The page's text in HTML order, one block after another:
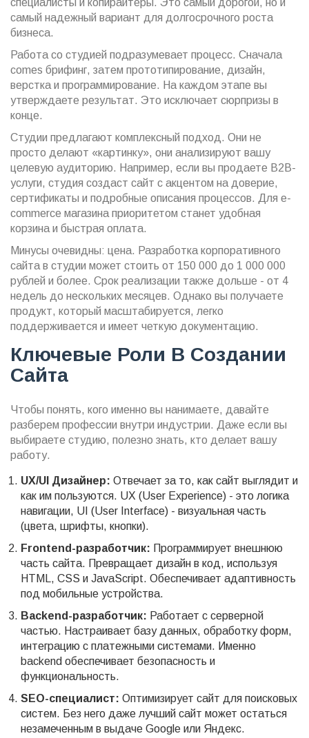
самый надежный вариант для долгосрочного роста
бизнеса.
Работа со студией подразумевает процесс. Сначала
comes брифинг, затем прототипирование, дизайн,
верстка и программирование. На каждом этапе вы
утверждаете результат. Это исключает сюрпризы в
конце.
Студии предлагают комплексный подход. Они не
просто делают «картинку», они анализируют вашу
целевую аудиторию. Например, если вы продаете B2B-
услуги, студия создаст сайт с акцентом на доверие,
сертификаты и подробные описания процессов. Для e-
commerce магазина приоритетом станет удобная
корзина и быстрая оплата.
Минусы очевидны: цена. Разработка корпоративного
сайта в студии может стоить от 150 000 до 1 000 000
рублей и более. Срок реализации также дольше - от 4
недель до нескольких месяцев. Однако вы получаете
продукт, который масштабируется, легко
поддерживается и имеет четкую документацию.
Ключевые Роли В Создании
Сайта
Чтобы понять, кого именно вы нанимаете, давайте
разберем профессии внутри индустрии. Даже если вы
выбираете студию, полезно знать, кто делает вашу
работу.
UX/UI Дизайнер: Отвечает за то, как сайт выглядит и
как им пользуются. UX (User Experience) - это логика
навигации, UI (User Interface) - визуальная часть
(цвета, шрифты, кнопки).
Frontend-разработчик: Программирует внешнюю
часть сайта. Превращает дизайн в код, используя
HTML, CSS и JavaScript. Обеспечивает адаптивность
под мобильные устройства.
Backend-разработчик: Работает с серверной
частью. Настраивает базу данных, обработку форм,
интеграцию с платежными системами. Именно
backend обеспечивает безопасность и
функциональность.
SEO-специалист: Оптимизирует сайт для поисковых
систем. Без него даже лучший сайт может остаться
незамеченным в выдаче Google или Яндекс.